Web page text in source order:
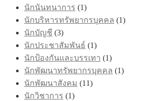
นักนันทนาการ (1)
นักบริหารทรัพยากรบุคคล (1)
นักบัญชี (3)
นักประชาสัมพันธ์ (1)
นักป้องกันและบรรเทา (1)
นักพัฒนาทรัพยากรบุคคล (1)
นักพัฒนาสังคม (11)
นักวิชาการ (1)